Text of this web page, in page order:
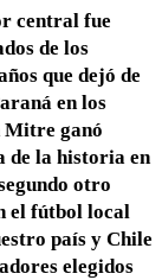
central fue
de los
que dejó de
en los
Mitre ganó
de la historia en
otro
el fútbol local
país y Chile
elegidos